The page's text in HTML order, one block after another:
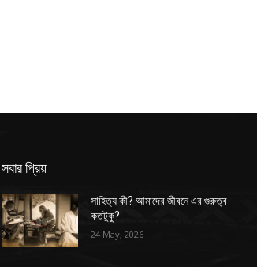
সবার প্রিয়
সাহিত্য কী? আমাদের জীবনে এর গুরুত্ব
কতটুকু?
24 May, 2026